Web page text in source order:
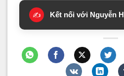
✍️ Kết nối với Nguyễn